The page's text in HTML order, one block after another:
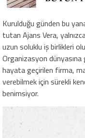
Kurulduğu günden bu
tutan Ajans Vera,
uzun soluklu iş birlikleri
Organizasyon
hayata geçirilen firma,
verebilmek için sürekli
benimsiyor.